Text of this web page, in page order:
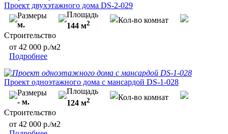
Проект двухэтажного дома DS-2-029
Размеры
м.
Площадь
144 м2
Кол-во комнат
Строительство
от 42 000 р./м2
Подробнее
Проект одноэтажного дома с мансардой DS-1-028
Размеры
- м.
Площадь
124 м2
Кол-во комнат
Строительство
от 42 000 р./м2